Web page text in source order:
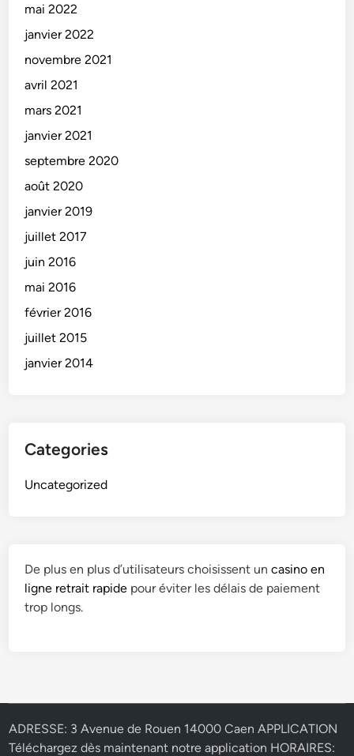
mai 2022
janvier 2022
novembre 2021
avril 2021
mars 2021
janvier 2021
septembre 2020
août 2020
janvier 2019
juillet 2017
juin 2016
mai 2016
février 2016
juillet 2015
janvier 2014
Categories
Uncategorized
De plus en plus d’utilisateurs choisissent uncasino en
ligne retrait rapide pour éviter les délais de paiement
trop longs.
ADRESSE: 3 Avenue de Rouen 14000 Caen APPLICATION
Téléchargez dès maintenant notre application HORAIRES: